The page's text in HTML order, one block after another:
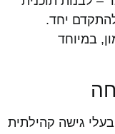
יחד.
במיוחד
גישה קהילתית